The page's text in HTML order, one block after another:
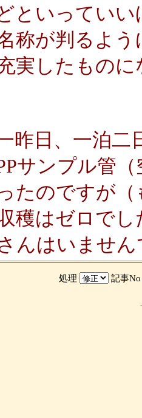
といってい
称が判るよ
実したもの
昨日、一泊二
サンプル管
たのですが
穫はゼロで
んはいませ
処理 記事